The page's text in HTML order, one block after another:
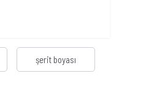
şerit boyası